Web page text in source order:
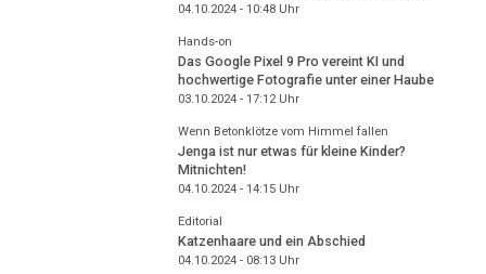
04.10.2024 - 10:48Uhr
Hands-on
Das Google Pixel 9 Pro vereint KI und
hochwertige Fotografie unter einer Haube
03.10.2024 - 17:12Uhr
Wenn Betonklötze vom Himmel fallen
Jenga ist nur etwas für kleine Kinder?
Mitnichten!
04.10.2024 - 14:15Uhr
Editorial
Katzenhaare und ein Abschied
04.10.2024 - 08:13Uhr